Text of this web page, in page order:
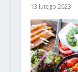
13 lutego 2023